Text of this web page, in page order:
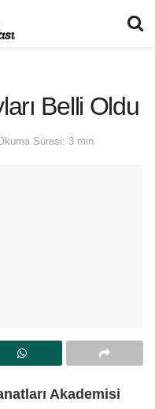
Belli Oldu
Süresi: 3 min
Akademisi